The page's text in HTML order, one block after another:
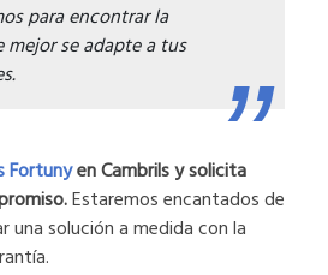
para encontrar la
se adapte a tus
Fortunyen Cambrilsy solicita
Estaremos encantados de
una solución a medida con la